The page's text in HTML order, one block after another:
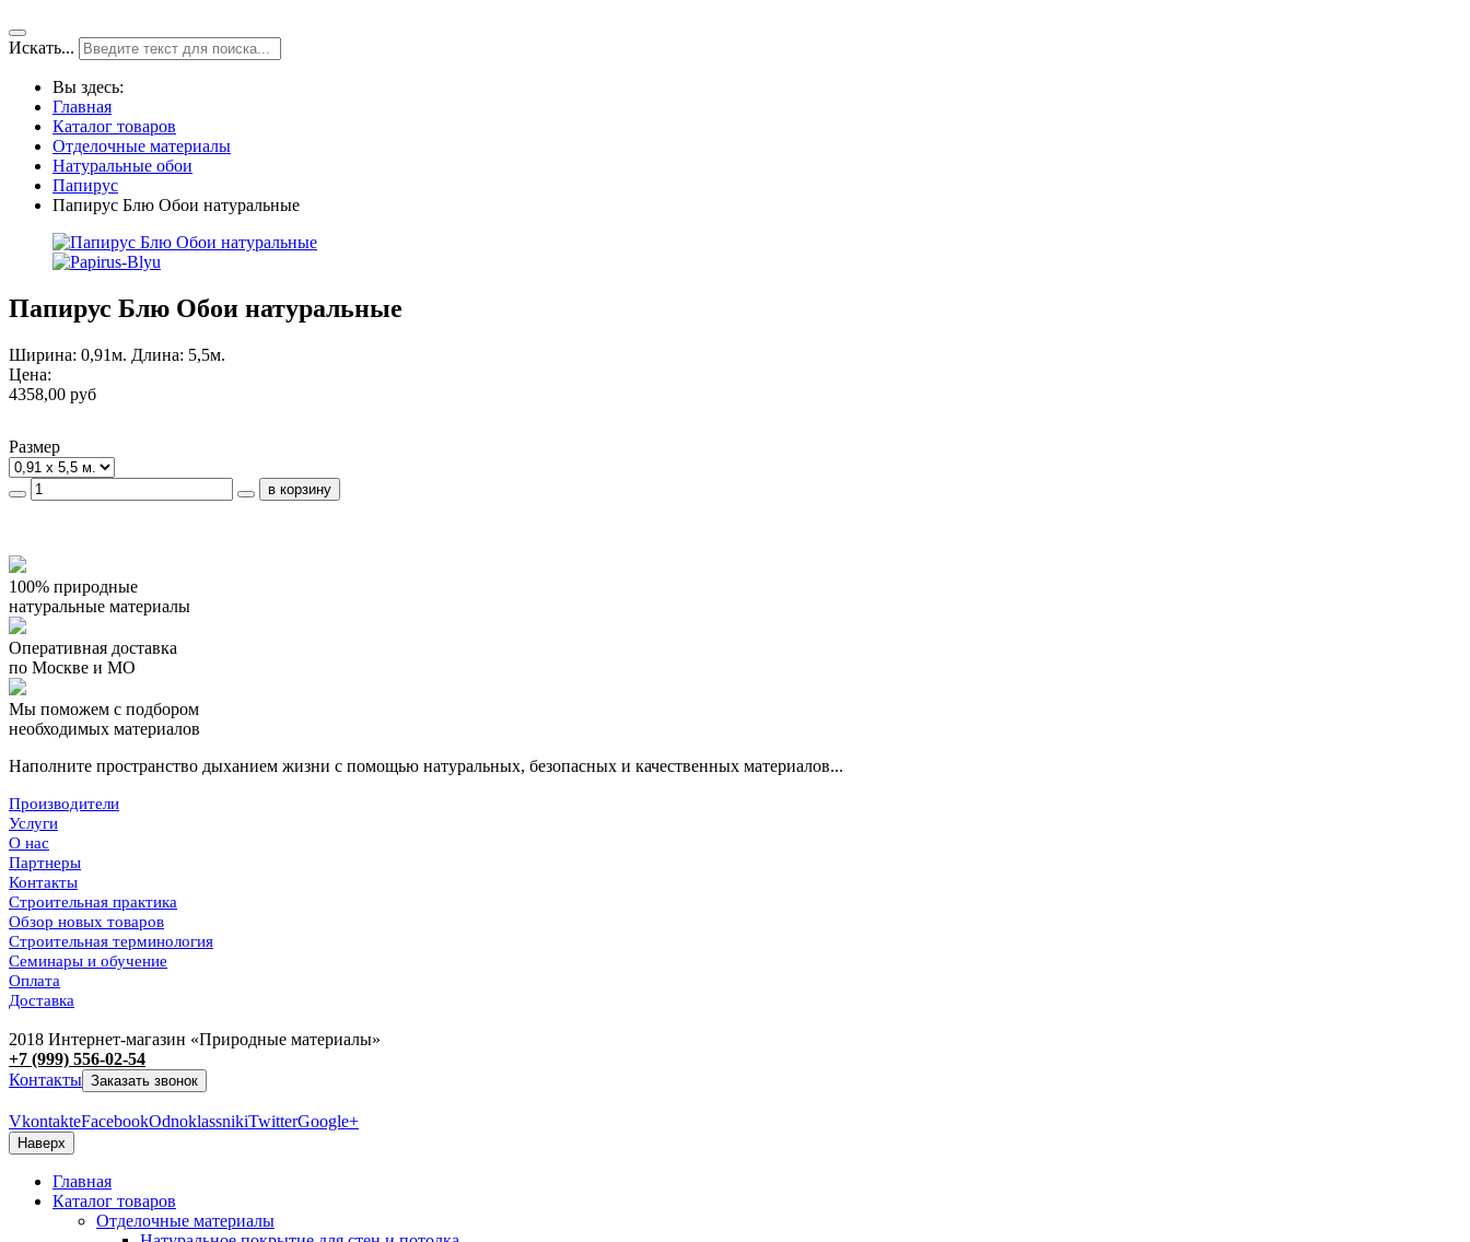
Искать...
Вы здесь:
Главная
Каталог товаров
Отделочные материалы
Натуральные обои
Папирус
Папирус Блю Обои натуральные
Папирус Блю Обои натуральные
Ширина: 0,91м. Длина: 5,5м.
Цена:
4358,00 руб
Размер
100% природные
натуральные материалы
Оперативная доставка
по Москве и МО
Мы поможем с подбором
необходимых материалов
Наполните пространство дыханием жизни с помощью натуральных, безопасных и качественных материалов...
Производители
Услуги
О нас
Партнеры
Контакты
Строительная практика
Обзор новых товаров
Строительная терминология
Семинары и обучение
Оплата
Доставка
2018 Интернет-магазин «Природные материалы»
+7 (999) 556-02-54
Контакты Заказать звонок
VkontakteFacebookOdnoklassnikiTwitterGoogle+
Наверх
Главная
Каталог товаров
Отделочные материалы